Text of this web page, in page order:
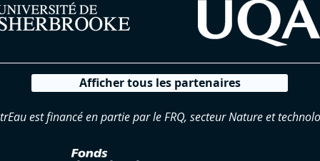
Afficher tous les partenaires
est financé en partie par le FRQ, secteur Nature et